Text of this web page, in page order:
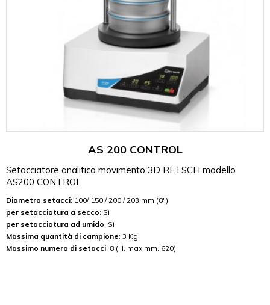
AS 200 CONTROL
Setacciatore analitico movimento 3D RETSCH modello
AS200 CONTROL
Diametro setacci: 100/ 150 / 200 / 203 mm (8")
per setacciatura a secco: Sì
per setacciatura ad umido: Sì
Massima quantità di campione: 3 Kg
Massimo numero di setacci: 8 (H. max mm. 620)